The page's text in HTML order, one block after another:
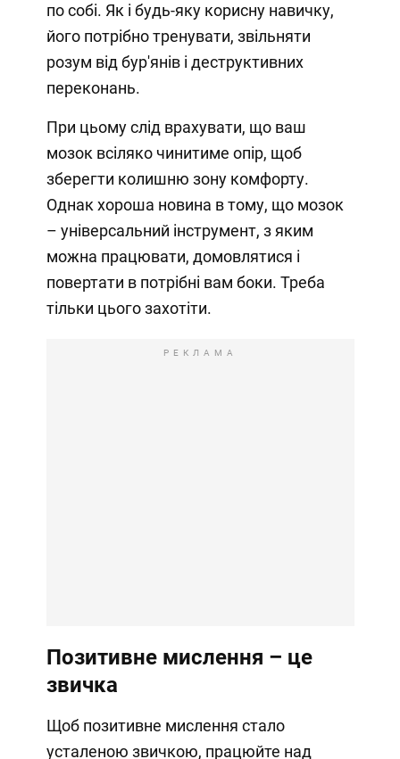
по собі. Як і будь-яку корисну навичку,
його потрібно тренувати, звільняти
розум від бур'янів і деструктивних
переконань.
При цьому слід врахувати, що ваш
мозок всіляко чинитиме опір, щоб
зберегти колишню зону комфорту.
Однак хороша новина в тому, що мозок
– універсальний інструмент, з яким
можна працювати, домовлятися і
повертати в потрібні вам боки. Треба
тільки цього захотіти.
РЕКЛАМА
Позитивне мислення – це
звичка
Щоб позитивне мислення стало
усталеною звичкою, працюйте над